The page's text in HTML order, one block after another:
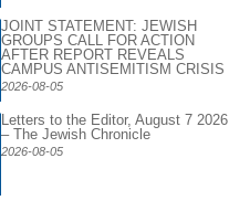
JOINT STATEMENT: JEWISH
GROUPS CALL FOR ACTION
AFTER REPORT REVEALS
CAMPUS ANTISEMITISM CRISIS
2026-08-05
Letters to the Editor, August 7 2026
– The Jewish Chronicle
2026-08-05